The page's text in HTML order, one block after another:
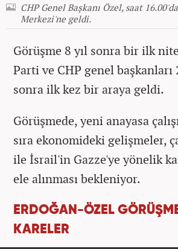
CHP Genel Başkanı Özel, saat
Merkezi'ne geldi.
Görüşme 8 yıl sonra bir ilk
Parti ve CHP genel başkanları
sonra ilk kez bir araya geldi.
Görüşmede, yeni anayasa
sıra ekonomideki gelişmeler,
ile İsrail'in Gazze'ye yönelik
ele alınması bekleniyor.
ERDOĞAN-ÖZEL
KARELER